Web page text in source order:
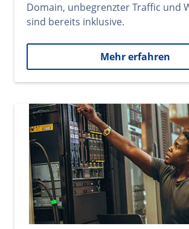
Domain, unbegrenzter Traffic und
sind bereits inklusive.
Mehr erfahren